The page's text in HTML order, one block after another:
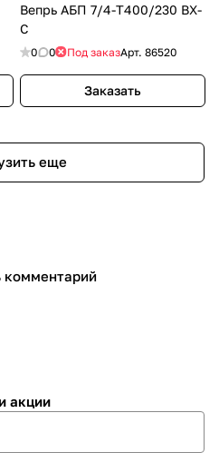
Вепрь АБП 7/4-Т400/230 ВХ-
С
0 0 Под заказАрт. 86520
Заказать
еще
комментарий
акции